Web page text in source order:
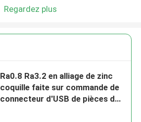
Regardez plus
Ra0.8 Ra3.2 en alliage de zinc
coquille faite sur commande de
connecteur d'USB de pièces de